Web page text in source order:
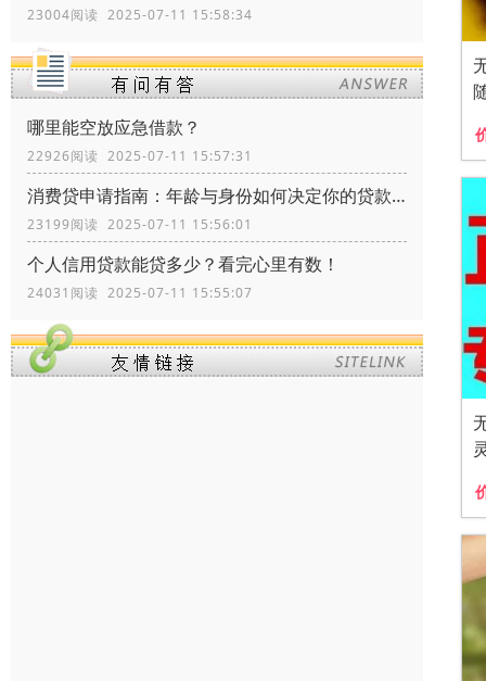
23004阅读 2025-07-11 15:58:34
哪里能空放应急借款？
22926阅读 2025-07-11 15:57:31
消费贷申请指南：年龄与身份如何决定你的贷款资格？
23199阅读 2025-07-11 15:56:01
个人信用贷款能贷多少？看完心里有数！
24031阅读 2025-07-11 15:55:07